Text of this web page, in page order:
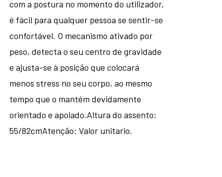
com a postura no momento do utilizador,
é fácil para qualquer pessoa se sentir-se
confortável. O mecanismo ativado por
peso, detecta o seu centro de gravidade
e ajusta-se à posição que colocará
menos stress no seu corpo, ao mesmo
tempo que o mantém devidamente
orientado e apoiado.Altura do assento:
55/82cmAtenção: Valor unitario.